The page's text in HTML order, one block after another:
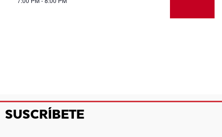
SUSCRÍBETE